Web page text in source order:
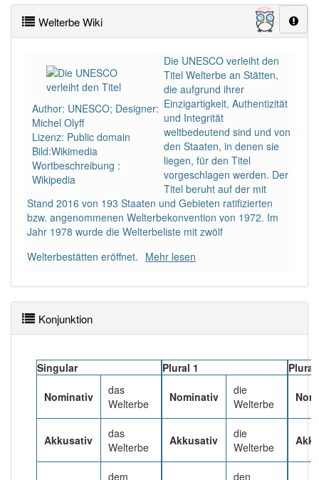
Häufigkeit: 4 von 10
Wörter mit Endung -welterbe : 2
Wörter mit Endung-welterbeaber mit einem
anderen Artikel
93% unserer Spielapp-Nutzer haben den Artikel
korrekt erraten.
Welterbe Wiki
Author: UNESCO; Designer:
Michel Olyff
Lizenz: Public domain
Bild:Wikimedia
Wortbeschreibung :
Wikipedia
Die UNESCO verleiht den
Titel Welterbe an Stätten,
die aufgrund ihrer
Einzigartigkeit, Authentizität
und Integrität
weltbedeutend sind und von
den Staaten, in denen sie
liegen, für den Titel
vorgeschlagen werden. Der
Titel beruht auf der mit
Stand 2016 von 193 Staaten und Gebieten ratifizierten
bzw. angenommenen Welterbekonvention von 1972. Im
Jahr 1978 wurde die Welterbeliste mit zwölf
Welterbestätten eröffnet. Mehr lesen
Konjunktion
Singular
Nominativ
das
Welterbe
Akkusativ
das
Welterbe
dem
Plural 1
Nominativ
die
Welterbe
Akkusativ
die
Welterbe
den
Plural